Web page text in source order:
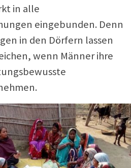
in alle
eingebunden. Denn
in den Dörfern lassen
wenn Männer ihre